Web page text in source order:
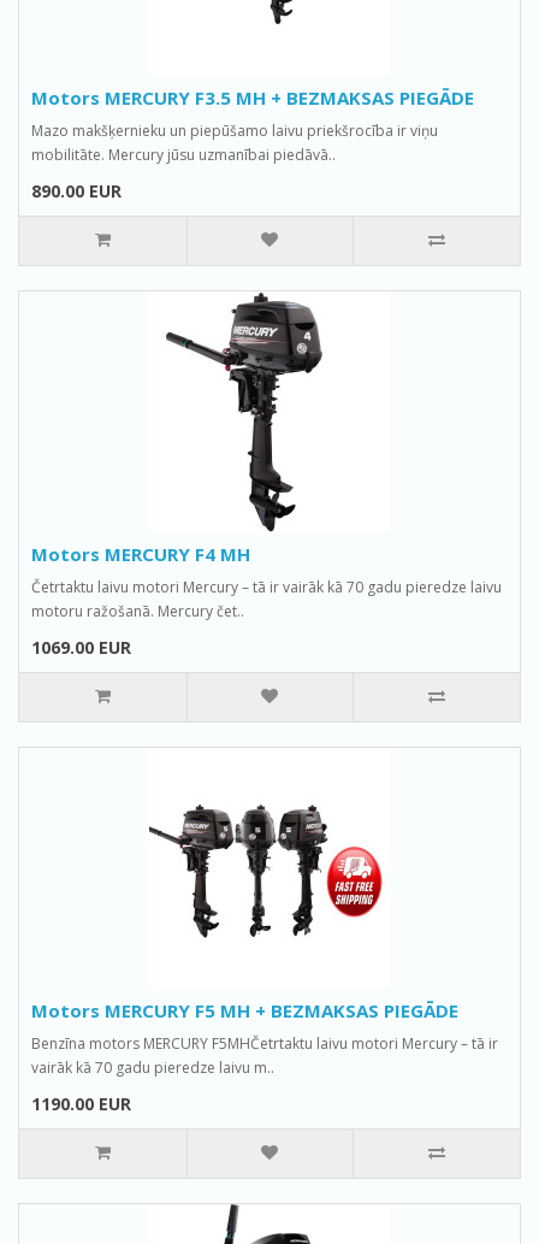
Motors MERCURY F3.5 MH + BEZMAKSAS PIEGĀDE
Mazo makšķernieku un piepūšamo laivu priekšrocība ir viņu
mobilitāte. Mercury jūsu uzmanībai piedāvā..
890.00 EUR
Motors MERCURY F4 MH
Četrtaktu laivu motori Mercury – tā ir vairāk kā 70 gadu pieredze laivu
motoru ražošanā. Mercury čet..
1069.00 EUR
Motors MERCURY F5 MH + BEZMAKSAS PIEGĀDE
Benzīna motors MERCURY F5MHČetrtaktu laivu motori Mercury – tā ir
vairāk kā 70 gadu pieredze laivu m..
1190.00 EUR